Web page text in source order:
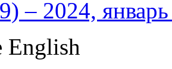
– 2024, январь
English